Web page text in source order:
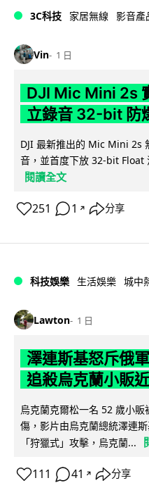
3C科技 家居無線 影音產
Vin 1 日
DJI Mic Mini 2s
立錄音 32-bit 防
DJI 最新推出的 Mic Mini 2s
音，並首度下放 32-bit Float
閱讀全文
251 1 ↗ 分享
科技娛樂 生活娛樂 城中
Lawton 1 日
澤連斯基怒斥俄
追殺烏克蘭小販
烏克蘭克爾松一名 52 歲小
傷，影片由烏克蘭總統澤連
「狩獵式」攻擊，烏克蘭...
111 41 ↗ 分享